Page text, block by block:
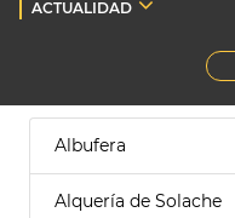
ACTUALIDAD
Albufera
Alquería de Solache